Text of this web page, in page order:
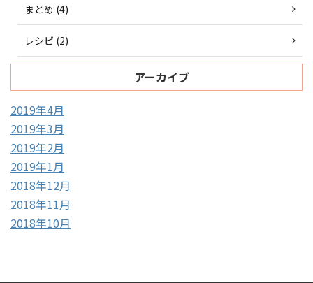
まとめ (4)
レシピ (2)
アーカイブ
2019年4月
2019年3月
2019年2月
2019年1月
2018年12月
2018年11月
2018年10月